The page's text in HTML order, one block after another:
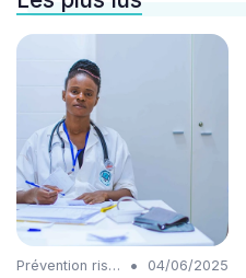
Prévention risques •
04/06/2025